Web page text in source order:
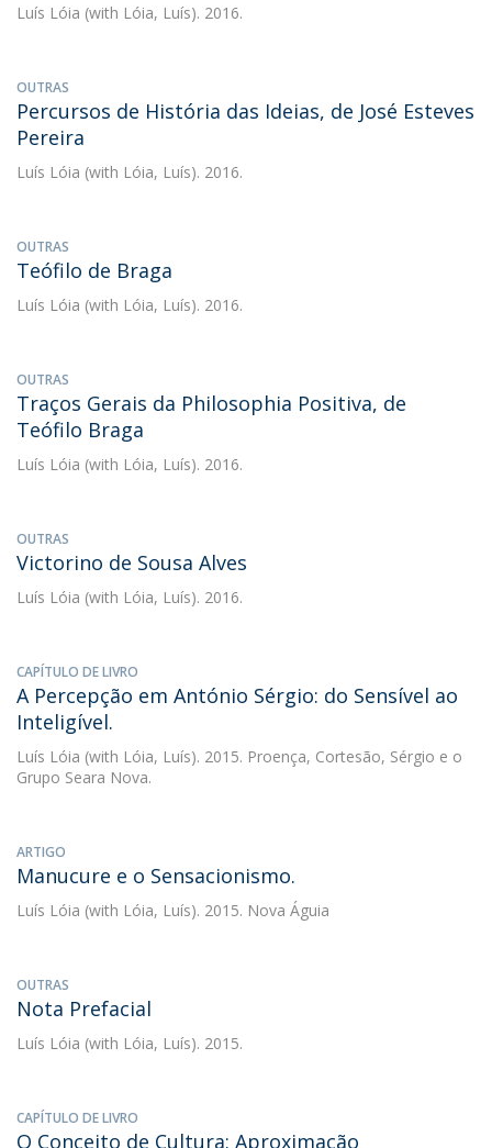
Luís Lóia (with Lóia, Luís). 2016.
OUTRAS
Percursos de História das Ideias, de José Esteves
Pereira
Luís Lóia (with Lóia, Luís). 2016.
OUTRAS
Teófilo de Braga
Luís Lóia (with Lóia, Luís). 2016.
OUTRAS
Traços Gerais da Philosophia Positiva, de
Teófilo Braga
Luís Lóia (with Lóia, Luís). 2016.
OUTRAS
Victorino de Sousa Alves
Luís Lóia (with Lóia, Luís). 2016.
CAPÍTULO DE LIVRO
A Percepção em António Sérgio: do Sensível ao
Inteligível.
Luís Lóia (with Lóia, Luís). 2015. Proença, Cortesão, Sérgio e o
Grupo Seara Nova.
ARTIGO
Manucure e o Sensacionismo.
Luís Lóia (with Lóia, Luís). 2015. Nova Águia
OUTRAS
Nota Prefacial
Luís Lóia (with Lóia, Luís). 2015.
CAPÍTULO DE LIVRO
O Conceito de Cultura: Aproximação